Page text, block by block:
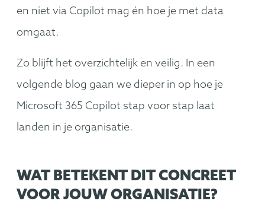
en niet via Copilot mag én hoe je met data
omgaat.
Zo blijft het overzichtelijk en veilig. In een
volgende blog gaan we dieper in op hoe je
Microsoft 365 Copilot stap voor stap laat
landen in je organisatie.
WAT BETEKENT DIT CONCREET
VOOR JOUW ORGANISATIE?